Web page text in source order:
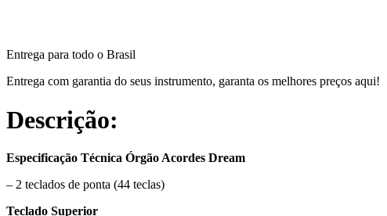
Entrega para todo o Brasil
Entrega com garantia do seus instrumento, garanta os melhores preços aqui!
Descrição:
Especificação Técnica Órgão Acordes Dream
– 2 teclados de ponta (44 teclas)
Teclado Superior